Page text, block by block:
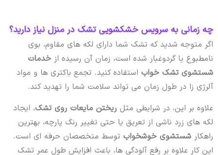
چه زمانی به سرویس خشکشویی تشک در منزل نیاز دارید؟
اگر متوجه شدید که تشک شما دارای لکه های مقاوم، بوی
نامطبوع یا گردوغبار شده است، زمان آن رسیده از خدمات
شستشوی تشک خواباستفاده کنید. تجمع باکتری ها و مواد
آلرژی زا در طول زمان می تواند سلامت شما را تهدید کند.
علاوه بر این، در شرایطی مثل ریختن مایعات روی تشک، ایجاد
لکه های زرد ناشی از تعریق یا حتی تغییر رنگ پارچه، بهترین
راهکار شستشوی خوشخوابتوسط متخصصان حرفه ای است.
این کار علاوه بر رفع آلودگی ها، باعث افزایش طول عمر تشک